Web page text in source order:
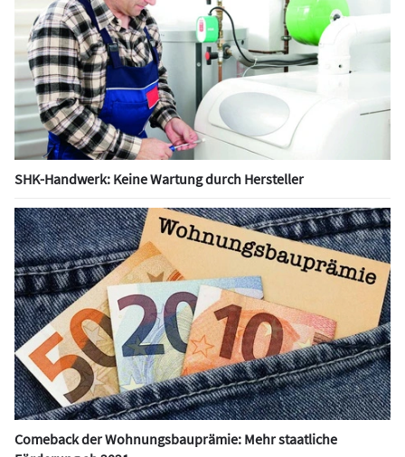
SHK-Handwerk: Keine Wartung durch Hersteller
Comeback der Wohnungsbauprämie: Mehr staatliche